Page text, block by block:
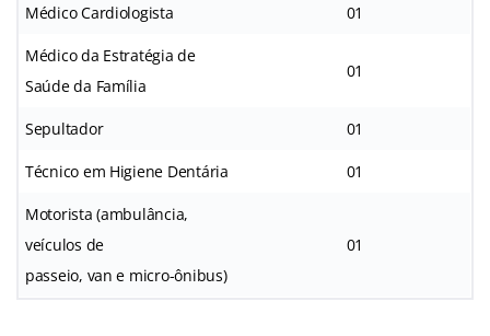
Médico Cardiologista 01
Médico da Estratégia de
Saúde da Família
01
Sepultador 01
Técnico em Higiene Dentária 01
Motorista (ambulância,
veículos de
passeio, van e micro-ônibus)
01